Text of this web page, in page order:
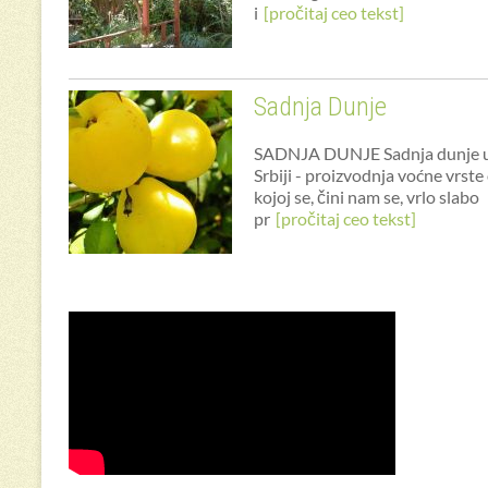
i [pročitaj ceo tekst]
Sadnja Dunje
SADNJA DUNJE Sadnja dunje
Srbiji - proizvodnja voćne vrste
kojoj se, čini nam se, vrlo slabo
pr [pročitaj ceo tekst]